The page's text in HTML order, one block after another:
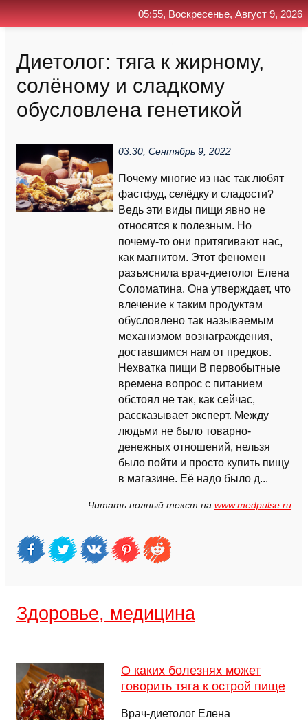
Диетолог: тяга к жирному,
солёному и сладкому
обуcловлена генетикой
03:30, Сентябрь 9, 2022
Почему многие из нас так любят
фастфуд, селёдку и сладости?
Ведь эти виды пищи явно не
относятся к полезным. Но
почему-то они притягивают нас,
как магнитом. Этот феномен
разъяснила врач-диетолог Елена
Соломатина. Она утверждает, что
влечение к таким продуктам
обусловлено так называемым
механизмом вознаграждения,
доставшимся нам от предков.
Нехватка пищи В первобытные
времена вопрос с питанием
обстоял не так, как сейчас,
рассказывает эксперт. Между
людьми не было товарно-
денежных отношений, нельзя
было пойти и просто купить пищу
в магазине. Её надо было д...
Читать полный текст на www.medpulse.ru
Здоровье, медицина
О каких болезнях может
говорить тяга к острой пище
Врач-диетолог Елена
05:55, Воскресенье, Август 9, 2026